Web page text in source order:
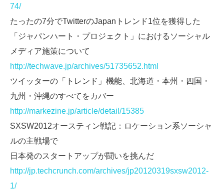
74/
たったの7分でTwitterのJapanトレンド1位を獲得した
「ジャパンハート・プロジェクト」におけるソーシャル
メディア施策について
http://techwave.jp/archives/51735652.html
ツイッターの「トレンド」機能、北海道・本州・四国・
九州・沖縄のすべてをカバー
http://markezine.jp/article/detail/15385
SXSW2012オースティン戦記：ロケーション系ソーシャ
ルの主戦場で
日本発のスタートアップが闘いを挑んだ
http://jp.techcrunch.com/archives/jp20120319sxsw2012-
1/